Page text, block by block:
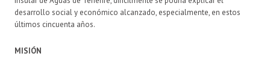
desarrollo social y económico alcanzado, especialmente, en estos
últimos cincuenta años.
MISIÓN